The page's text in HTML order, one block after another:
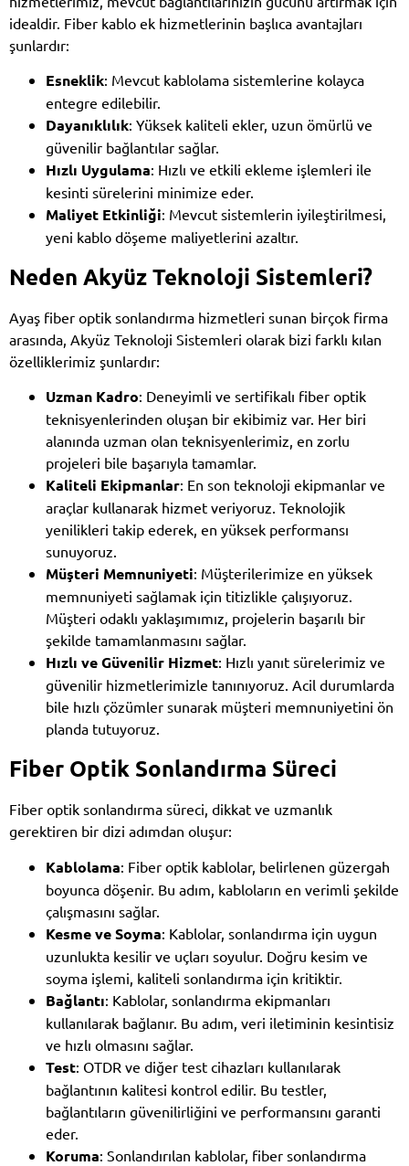
idealdir. Fiber kablo ek hizmetlerinin başlıca avantajları
şunlardır:
Esneklik: Mevcut kablolama sistemlerine kolayca
entegre edilebilir.
Dayanıklılık: Yüksek kaliteli ekler, uzun ömürlü ve
güvenilir bağlantılar sağlar.
Hızlı Uygulama: Hızlı ve etkili ekleme işlemleri ile
kesinti sürelerini minimize eder.
Maliyet Etkinliği: Mevcut sistemlerin iyileştirilmesi,
yeni kablo döşeme maliyetlerini azaltır.
Neden Akyüz Teknoloji Sistemleri?
Ayaş fiber optik sonlandırma hizmetleri sunan birçok firma
arasında, Akyüz Teknoloji Sistemleri olarak bizi farklı kılan
özelliklerimiz şunlardır:
Uzman Kadro: Deneyimli ve sertifikalı fiber optik
teknisyenlerinden oluşan bir ekibimiz var. Her biri
alanında uzman olan teknisyenlerimiz, en zorlu
projeleri bile başarıyla tamamlar.
Kaliteli Ekipmanlar: En son teknoloji ekipmanlar ve
araçlar kullanarak hizmet veriyoruz. Teknolojik
yenilikleri takip ederek, en yüksek performansı
sunuyoruz.
Müşteri Memnuniyeti: Müşterilerimize en yüksek
memnuniyeti sağlamak için titizlikle çalışıyoruz.
Müşteri odaklı yaklaşımımız, projelerin başarılı bir
şekilde tamamlanmasını sağlar.
Hızlı ve Güvenilir Hizmet: Hızlı yanıt sürelerimiz ve
güvenilir hizmetlerimizle tanınıyoruz. Acil durumlarda
bile hızlı çözümler sunarak müşteri memnuniyetini ön
planda tutuyoruz.
Fiber Optik Sonlandırma Süreci
Fiber optik sonlandırma süreci, dikkat ve uzmanlık
gerektiren bir dizi adımdan oluşur:
Kablolama: Fiber optik kablolar, belirlenen güzergah
boyunca döşenir. Bu adım, kabloların en verimli şekilde
çalışmasını sağlar.
Kesme ve Soyma: Kablolar, sonlandırma için uygun
uzunlukta kesilir ve uçları soyulur. Doğru kesim ve
soyma işlemi, kaliteli sonlandırma için kritiktir.
Bağlantı: Kablolar, sonlandırma ekipmanları
kullanılarak bağlanır. Bu adım, veri iletiminin kesintisiz
ve hızlı olmasını sağlar.
Test: OTDR ve diğer test cihazları kullanılarak
bağlantının kalitesi kontrol edilir. Bu testler,
bağlantıların güvenilirliğini ve performansını garanti
eder.
Koruma: Sonlandırılan kablolar, fiber sonlandırma